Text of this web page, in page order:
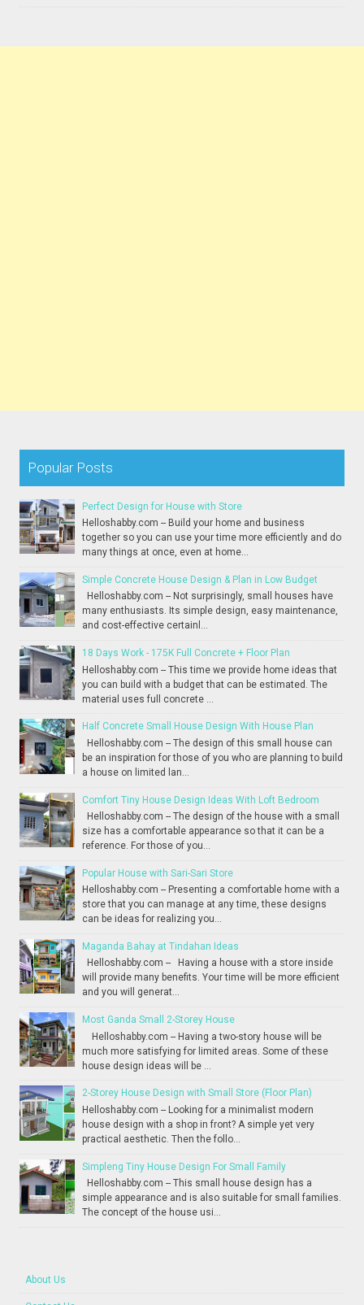
Popular Posts
Perfect Design for House with Store
Helloshabby.com -- Build your home and business
together so you can use your time more efficiently and do
many things at once, even at home...
Simple Concrete House Design & Plan in Low Budget
Helloshabby.com -- Not surprisingly, small houses have
many enthusiasts. Its simple design, easy maintenance,
and cost-effective certainl...
18 Days Work - 175K Full Concrete + Floor Plan
Helloshabby.com -- This time we provide home ideas that
you can build with a budget that can be estimated. The
material uses full concrete ...
Half Concrete Small House Design With House Plan
Helloshabby.com -- The design of this small house can
be an inspiration for those of you who are planning to build
a house on limited lan...
Comfort Tiny House Design Ideas With Loft Bedroom
Helloshabby.com -- The design of the house with a small
size has a comfortable appearance so that it can be a
reference. For those of you...
Popular House with Sari-Sari Store
Helloshabby.com -- Presenting a comfortable home with a
store that you can manage at any time, these designs
can be ideas for realizing you...
Maganda Bahay at Tindahan Ideas
Helloshabby.com -- Having a house with a store inside
will provide many benefits. Your time will be more efficient
and you will generat...
Most Ganda Small 2-Storey House
Helloshabby.com -- Having a two-story house will be
much more satisfying for limited areas. Some of these
house design ideas will be ...
2-Storey House Design with Small Store (Floor Plan)
Helloshabby.com -- Looking for a minimalist modern
house design with a shop in front? A simple yet very
practical aesthetic. Then the follo...
Simpleng Tiny House Design For Small Family
Helloshabby.com -- This small house design has a
simple appearance and is also suitable for small families.
The concept of the house usi...
About Us